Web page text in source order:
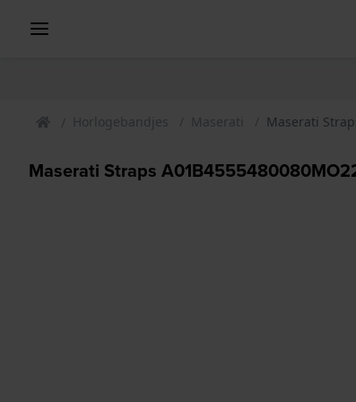
Horlogebandjes Maserati Maserati
Maserati Straps